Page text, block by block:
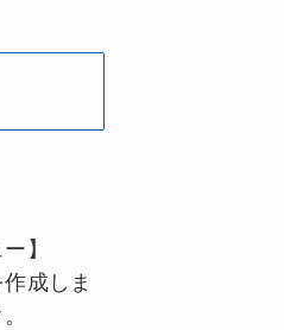
】
成しま